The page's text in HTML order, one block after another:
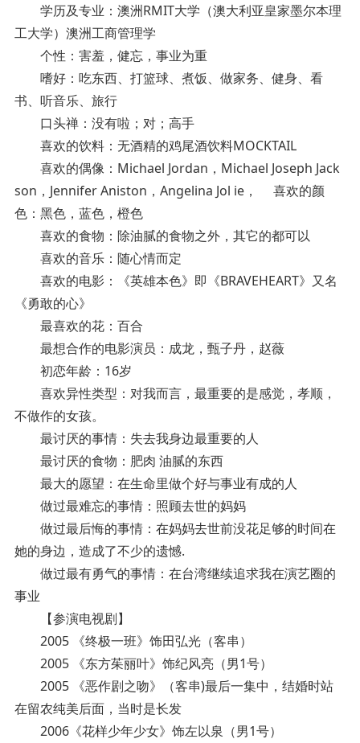
学历及专业：澳洲RMIT大学（澳大利亚皇家墨尔本理
工大学）澳洲工商管理学
个性：害羞，健忘，事业为重
嗜好：吃东西、打篮球、煮饭、做家务、健身、看
书、听音乐、旅行
口头禅：没有啦；对；高手
喜欢的饮料：无酒精的鸡尾酒饮料MOCKTAIL
喜欢的偶像：Michael Jordan，Michael Joseph Jack
son，Jennifer Aniston，Angelina Jol ie， 喜欢的颜
色：黑色，蓝色，橙色
喜欢的食物：除油腻的食物之外，其它的都可以
喜欢的音乐：随心情而定
喜欢的电影：《英雄本色》即《BRAVEHEART》又名
《勇敢的心》
最喜欢的花：百合
最想合作的电影演员：成龙，甄子丹，赵薇
初恋年龄：16岁
喜欢异性类型：对我而言，最重要的是感觉，孝顺，
不做作的女孩。
最讨厌的事情：失去我身边最重要的人
最讨厌的食物：肥肉 油腻的东西
最大的愿望：在生命里做个好与事业有成的人
做过最难忘的事情：照顾去世的妈妈
做过最后悔的事情：在妈妈去世前没花足够的时间在
她的身边，造成了不少的遗憾.
做过最有勇气的事情：在台湾继续追求我在演艺圈的
事业
【参演电视剧】
2005 《终极一班》饰田弘光（客串）
2005 《东方茱丽叶》饰纪风亮（男1号）
2005 《恶作剧之吻》（客串)最后一集中，结婚时站
在留农纯美后面，当时是长发
2006《花样少年少女》饰左以泉（男1号）